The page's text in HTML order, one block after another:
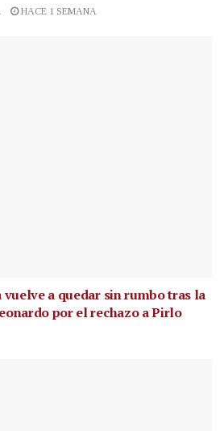
HACE 1 SEMANA
a quedar sin rumbo tras la
por el rechazo a Pirlo